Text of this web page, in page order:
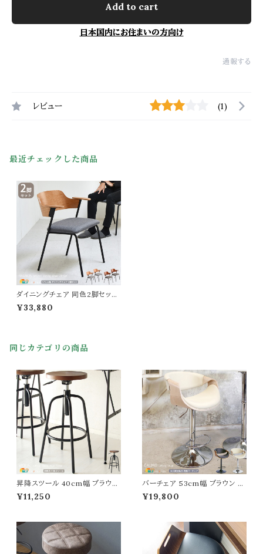
Add to cart
日本国内にお住まいの方向け
通報する
レビュー (1)
最近チェックした商品
ダイニングチェア 同色2脚セット
57cm幅 グレー ダークグレー 肘
置き付き アームレスト付き チェ
しゃれ 北欧 モダン ミッドセンチ
¥33,880
同じカテゴリの商品
昇降スツール 40cm幅 ブラウン
茶色 円形スツール 丸型チェア 3
60度回転 丸椅子 円型チェア 昇
さ66cm 最大高さ75cm おすす
め おしゃれ 北欧 モダン スタイリ
ッシュ スチール脚 丸チェアー 椅
¥11,250
バーチェア 53cm幅 ブラウン ナ
チュラル 昇降式チェア 360度回
転 合皮チェア 合成皮革 椅子 幅
m 最大座面高83.5cm おすす
め おしゃれ 北欧 モダン スタイリ
ッシュ 肘置き付き カウンターチ
¥19,800